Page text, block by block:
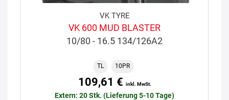
VK TYRE
VK 600 MUD BLASTER
10/80 - 16.5 134/126A2
TL 10PR
109,61 € inkl. MwSt.
Extern: 20 Stk. (Lieferung 5-10 Tage)